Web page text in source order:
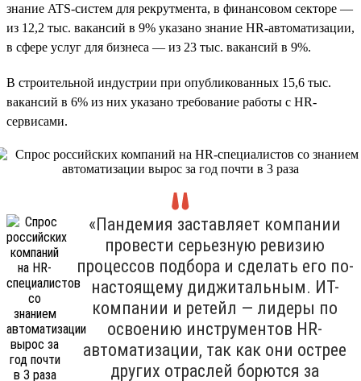
знание ATS-систем для рекрутмента, в финансовом секторе —
из 12,2 тыс. вакансий в 9% указано знание HR-автоматизации,
в сфере услуг для бизнеса — из 23 тыс. вакансий в 9%.
В строительной индустрии при опубликованных 15,6 тыс.
вакансий в 6% из них указано требование работы с HR-
сервисами.
«Пандемия заставляет компании
провести серьезную ревизию
процессов подбора и сделать его по-
настоящему диджитальным. ИТ-
компании и ретейл — лидеры по
освоению инструментов HR-
автоматизации, так как они острее
других отраслей борются за